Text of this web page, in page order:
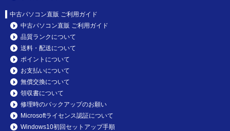
中古パソコン直販 ご利用ガイド
中古パソコン直販 ご利用ガイド
品質ランクについて
送料・配送について
ポイントについて
お支払いについて
無償交換について
領収書について
修理時のバックアップのお願い
Microsoftライセンス認証について
Windows10初回セットアップ手順